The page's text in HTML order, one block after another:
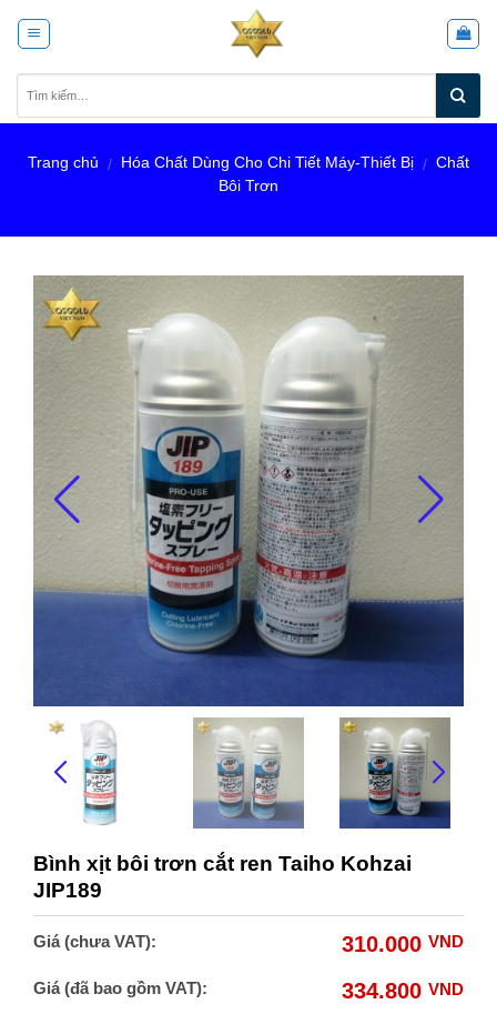
Trang chủ / Hóa Chất Dùng Cho Chi Tiết Máy-Thiết Bị / Chất
Bôi Trơn
Bình xịt bôi trơn cắt ren Taiho Kohzai
JIP189
Giá (chưa VAT): 310.000 VND
Giá (đã bao gồm VAT): 334.800 VND